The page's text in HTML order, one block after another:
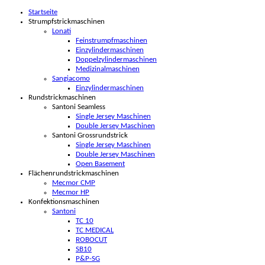
Startseite
Strumpfstrickmaschinen
Lonati
Feinstrumpfmaschinen
Einzylindermaschinen
Doppelzylindermaschinen
Medizinalmaschinen
Sangiacomo
Einzylindermaschinen
Rundstrickmaschinen
Santoni Seamless
Single Jersey Maschinen
Double Jersey Maschinen
Santoni Grossrundstrick
Single Jersey Maschinen
Double Jersey Maschinen
Open Basement
Flächenrundstrickmaschinen
Mecmor CMP
Mecmor HP
Konfektionsmaschinen
Santoni
TC 10
TC MEDICAL
ROBOCUT
SB10
P&P-SG